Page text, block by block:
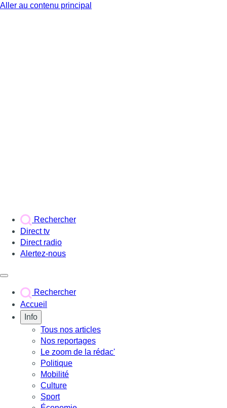
Aller au contenu principal
Rechercher
Direct tv
Direct radio
Alertez-nous
Rechercher
Accueil
Info
Tous nos articles
Nos reportages
Le zoom de la rédac'
Politique
Mobilité
Culture
Sport